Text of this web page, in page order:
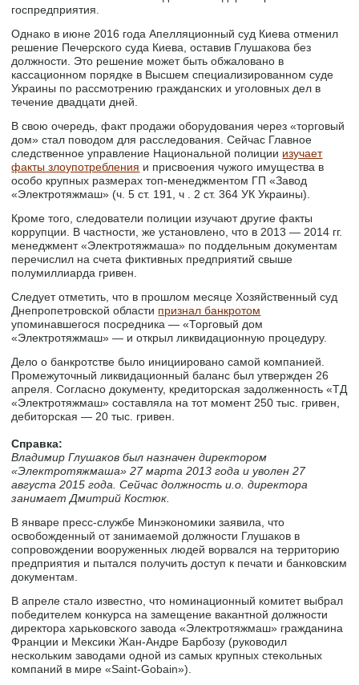
госпредприятия.
Однако в июне 2016 года Апелляционный суд Киева отменил
решение Печерского суда Киева, оставив Глушакова без
должности. Это решение может быть обжаловано в
кассационном порядке в Высшем специализированном суде
Украины по рассмотрению гражданских и уголовных дел в
течение двадцати дней.
В свою очередь, факт продажи оборудования через «торговый
дом» стал поводом для расследования. Сейчас Главное
следственное управление Национальной полиции изучает
факты злоупотребления и присвоения чужого имущества в
особо крупных размерах топ-менеджментом ГП «Завод
«Электротяжмаш» (ч. 5 ст. 191, ч . 2 ст. 364 УК Украины).
Кроме того, следователи полиции изучают другие факты
коррупции. В частности, же установлено, что в 2013 — 2014 гг.
менеджмент «Электротяжмаша» по поддельным документам
перечислил на счета фиктивных предприятий свыше
полумиллиарда гривен.
Следует отметить, что в прошлом месяце Хозяйственный суд
Днепропетровской области признал банкротом
упоминавшегося посредника — «Торговый дом
«Электротяжмаш» — и открыл ликвидационную процедуру.
Дело о банкротстве было инициировано самой компанией.
Промежуточный ликвидационный баланс был утвержден 26
апреля. Согласно документу, кредиторская задолженность «ТД
«Электротяжмаш» составляла на тот момент 250 тыс. гривен,
дебиторская — 20 тыс. гривен.
Справка:
Владимир Глушаков был назначен директором
«Электротяжмаша» 27 марта 2013 года и уволен 27
августа 2015 года. Сейчас должность и.о. директора
занимает Дмитрий Костюк.
В январе пресс-службе Минэкономики заявила, что
освобожденный от занимаемой должности Глушаков в
сопровождении вооруженных людей ворвался на территорию
предприятия и пытался получить доступ к печати и банковским
документам.
В апреле стало известно, что номинационный комитет выбрал
победителем конкурса на замещение вакантной должности
директора харьковского завода «Электротяжмаш» гражданина
Франции и Мексики Жан-Андре Барбозу (руководил
нескольким заводами одной из самых крупных стекольных
компаний в мире «Saint-Gobain»).